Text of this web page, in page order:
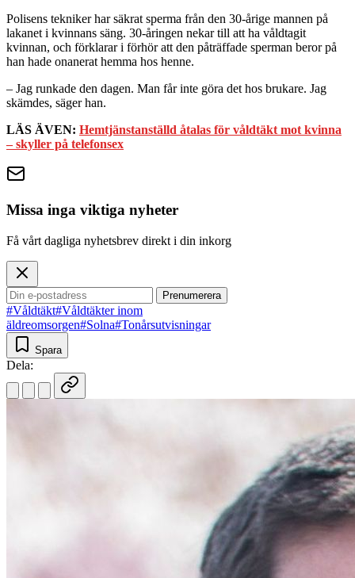
Polisens tekniker har säkrat sperma från den 30-årige mannen på
lakanet i kvinnans säng. 30-åringen nekar till att ha våldtagit
kvinnan, och förklarar i förhör att den påträffade sperman beror på
han hade onanerat hemma hos henne.
– Jag runkade den dagen. Man får inte göra det hos brukare. Jag
skämdes, säger han.
LÄS ÄVEN: Hemtjänstanställd åtalas för våldtäkt mot kvinna
– skyller på telefonsex
Missa inga viktiga nyheter
Få vårt dagliga nyhetsbrev direkt i din inkorg
Prenumerera
#Våldtäkt#Våldtäkter inom
äldreomsorgen#Solna#Tonårsutvisningar
Spara
Dela: